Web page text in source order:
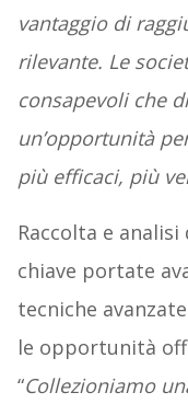
vantaggio di
rilevante. Le
consapevoli che
un’opportunità
più efficaci, più
Raccolta e
chiave portate
tecniche
le opportunità
“Collezioniamo